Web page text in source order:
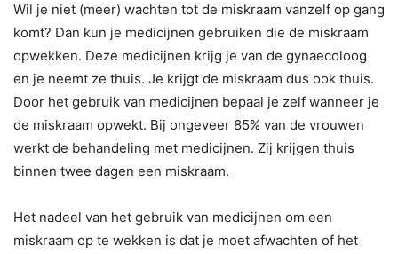
Wil je niet (meer) wachten tot de miskraam vanzelf op gang
komt? Dan kun je medicijnen gebruiken die de miskraam
opwekken. Deze medicijnen krijg je van de gynaecoloog
en je neemt ze thuis. Je krijgt de miskraam dus ook thuis.
Door het gebruik van medicijnen bepaal je zelf wanneer je
de miskraam opwekt. Bij ongeveer 85% van de vrouwen
werkt de behandeling met medicijnen. Zij krijgen thuis
binnen twee dagen een miskraam.
Het nadeel van het gebruik van medicijnen om een
miskraam op te wekken is dat je moet afwachten of het